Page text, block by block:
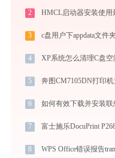
2
3 c盘用户下appdata文件
4 XP系统怎么清理C盘
5 奔图CM7105DN打印
6
7
8